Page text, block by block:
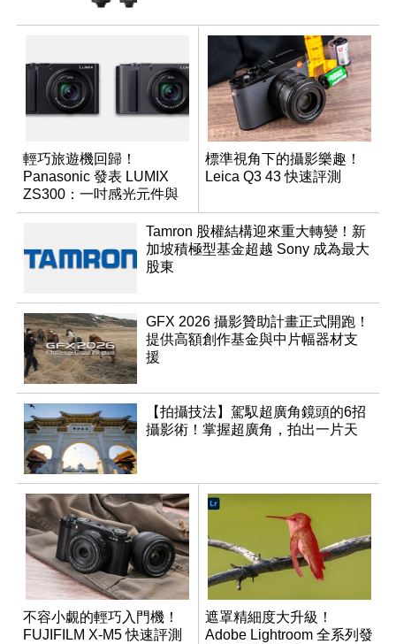
輕巧旅遊機回歸！
Panasonic 發表 LUMIX
ZS300：一吋感光元件與
15 倍光學變焦
標準視角下的攝影樂趣！
Leica Q3 43 快速評測
Tamron 股權結構迎來重大轉變！新
加坡積極型基金超越 Sony 成為最大
股東
GFX 2026 攝影贊助計畫正式開跑！
提供高額創作基金與中片幅器材支
援
【拍攝技法】駕馭超廣角鏡頭的6招
攝影術！掌握超廣角，拍出一片天
不容小覷的輕巧入門機！
FUJIFILM X-M5 快速評測
遮罩精細度大升級！
Adobe Lightroom 全系列發